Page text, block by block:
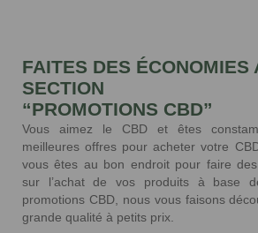
FAITES DES ÉCONOMIES
SECTION
“PROMOTIONS CBD”
Vous aimez le CBD et êtes
meilleures offres pour acheter votre
vous êtes au bon endroit pour faire
sur l’achat de vos produits à base
promotions CBD, nous vous faisons
grande qualité à petits prix.